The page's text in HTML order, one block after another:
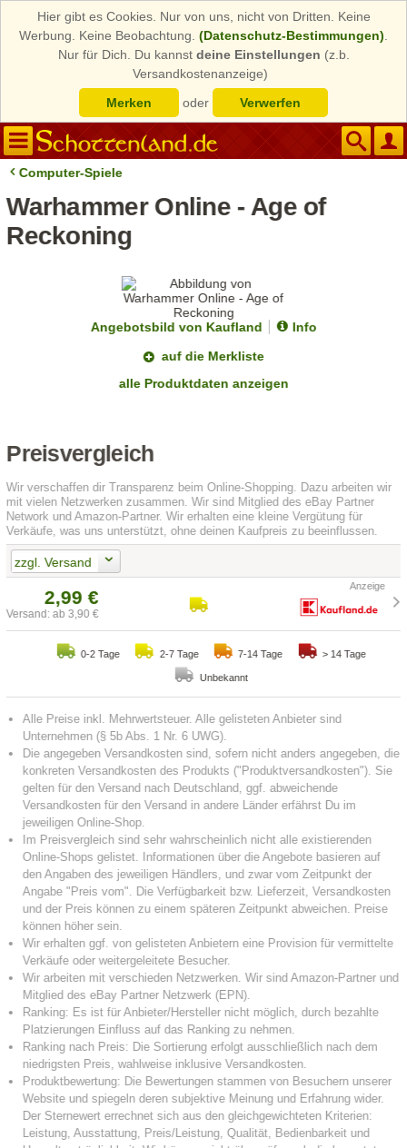
Hier gibt es Cookies. Nur von uns, nicht von Dritten. Keine
Werbung. Keine Beobachtung. (Datenschutz-Bestimmungen)
Nur für Dich. Du kannst deine Einstellungen (z.b.
Versandkostenanzeige)
Merken
oder Verwerfen
Computer-Spiele
Warhammer Online - Age of
Reckoning
Angebotsbild von Kaufland
Info
auf die Merkliste
alle Produktdaten anzeigen
Preisvergleich
Wir verschaffen dir Transparenz beim Online-Shopping. Dazu arbeiten wir
mit vielen Netzwerken zusammen. Wir sind Mitglied des eBay Partner
Network und Amazon-Partner. Wir erhalten eine kleine Vergütung für
Verkäufe, was uns unterstützt, ohne deinen Kaufpreis zu beeinflussen.
zzgl. Versand
2,99 €
Versand: ab 3,90 €
0-2 Tage 2-7 Tage 7-14 Tage > 14 Tage
Unbekannt